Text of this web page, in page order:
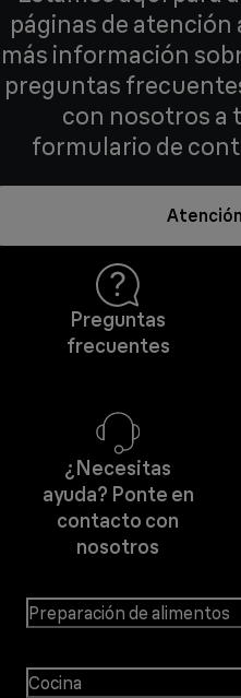
páginas de
más información
preguntas
con nosotros a
formulario de
Preguntas
frecuentes
¿Necesitas
ayuda? Ponte en
contacto con
nosotros
Preparación de alimentos
Cocina